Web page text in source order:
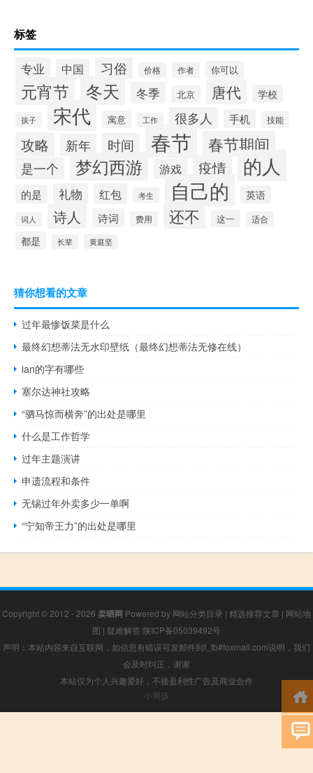
标签
专业 中国 习俗 价格 作者 你可以
元宵节 冬天 冬季 北京 唐代 学校
孩子 宋代 寓意 工作 很多人 手机 技能
攻略 新年 时间 春节 春节期间
是一个 梦幻西游 游戏 疫情 的人
的是 礼物 红包 考生 自己的 英语
词人 诗人 诗词 费用 还不 这一 适合
都是 长辈 黄庭坚
猜你想看的文章
过年最惨饭菜是什么
最终幻想蒂法无水印壁纸（最终幻想蒂法无修在线）
ian的字有哪些
塞尔达神社攻略
“驷马惊而横奔”的出处是哪里
什么是工作哲学
过年主题演讲
申遗流程和条件
无锡过年外卖多少一单啊
“宁知帝王力”的出处是哪里
Copyright © 2012 - 2026 卖晒网 Powered by 网站分类目录 | 精选推荐文章 | 网站地
图 | 疑难解答 陕ICP备05039492号
声明：本站内容来自互联网，如信息有错误可发邮件到f_fb#foxmail.com说明，我们
会及时纠正，谢谢
本站仅为个人兴趣爱好，不接盈利性广告及商业合作
小男孩